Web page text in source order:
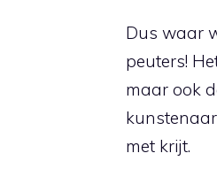
Dus waar
peuters!
maar ook
met krijt.